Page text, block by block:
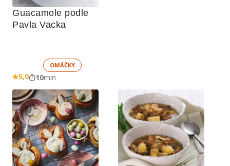
Guacamole podle
Pavla Vacka
OMÁČKY
5,0 10min